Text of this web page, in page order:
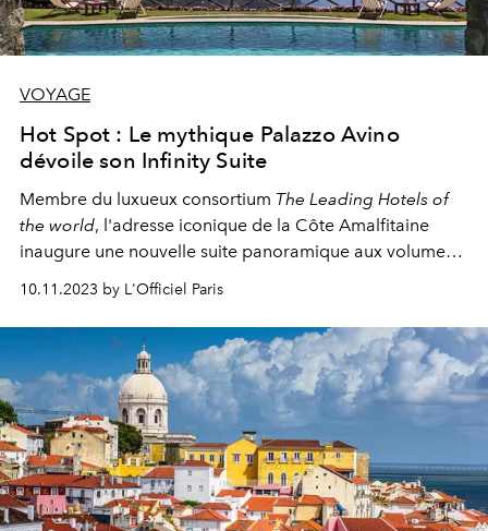
VOYAGE
Hot Spot : Le mythique Palazzo Avino
dévoile son Infinity Suite
Membre du luxueux consortium The Leading Hotels of
the world, l'adresse iconique de la Côte Amalfitaine
inaugure une nouvelle suite panoramique aux volumes
spectaculaires.
10.11.2023 by L'Officiel Paris